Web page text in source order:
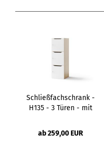
Schließfachschrank -
H135 - 3 Türen - mit
ab 259,00 EUR